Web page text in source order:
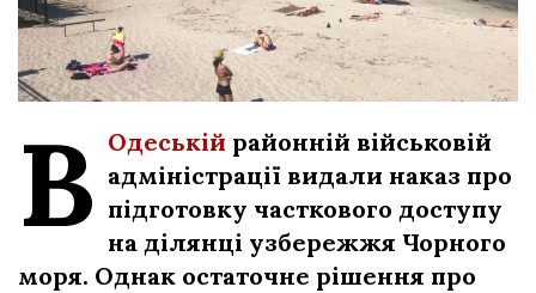
В Одеській районній військовій
адміністрації видали наказ про
підготовку часткового доступу
на ділянці узбережжя Чорного
моря. Однак остаточне рішення про